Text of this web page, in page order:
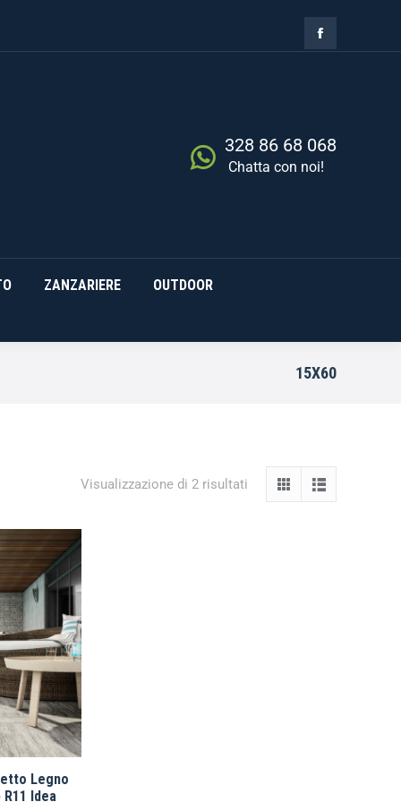
328 86 68 068
Chatta con noi!
ZANZARIERE OUTDOOR
15X60
Visualizzazione di 2 risultati
Legno
R11 Idea